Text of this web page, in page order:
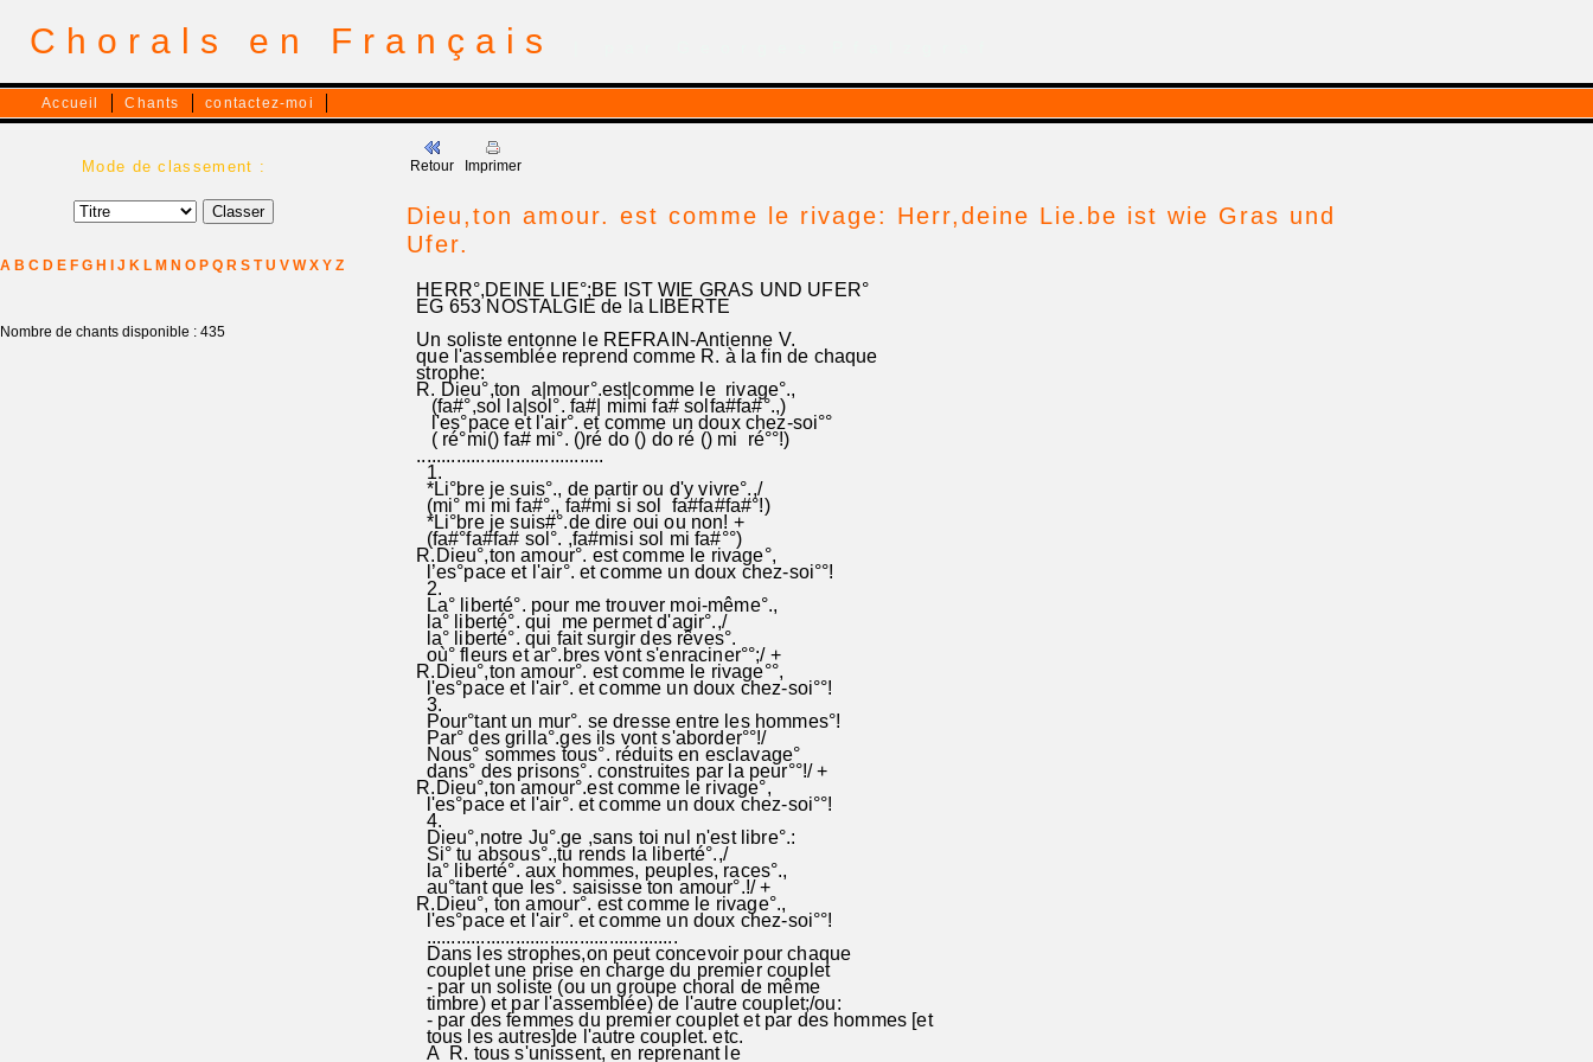
Chorals en Français
Accueil Chants contactez-moi
Mode de classement :
A B C D E F G H J K L M N O P Q R S T U V W X Y Z
Nombre de chants disponible : 435
Retour Imprimer
Dieu,ton amour. est comme le rivage: Herr,deine Lie.be ist wie Gras und
Ufer.
HERR°,DEINE LIE°;BE IST WIE GRAS UND UFER°
EG 653 NOSTALGIE de la LIBERTE
Un soliste entonne le REFRAIN-Antienne V.
que l'assemblée reprend comme R. à la fin de chaque
strophe:
R. Dieu°,ton a|mour°.est|comme le rivage°.,
(fa#°,sol la|sol°. fa#| mimi fa# solfa#fa#°.,)
l'es°pace et l'air°. et comme un doux chez-soi°°
( ré°mi() fa# mi°. ()ré do () do ré () mi ré°°!)
......................................
1.
*Li°bre je suis°., de partir ou d'y vivre°.,/
(mi° mi mi fa#°., fa#mi si sol fa#fa#fa#°!)
*Li°bre je suis#°.de dire oui ou non! +
(fa#°fa#fa# sol°. ,fa#misi sol mi fa#°°)
R.Dieu°,ton amour°. est comme le rivage°,
l’es°pace et l'air°. et comme un doux chez-soi°°!
2.
La° liberté°. pour me trouver moi-même°.,
la° liberté°. qui me permet d'agir°.,/
la° liberté°. qui fait surgir des rêves°.
où° fleurs et ar°.bres vont s'enraciner°°;/ +
R.Dieu°,ton amour°. est comme le rivage°°,
l'es°pace et l'air°. et comme un doux chez-soi°°!
3.
Pour°tant un mur°. se dresse entre les hommes°!
Par° des grilla°.ges ils vont s'aborder°°!/
Nous° sommes tous°. réduits en esclavage°
dans° des prisons°. construites par la peur°°!/ +
R.Dieu°,ton amour°.est comme le rivage°,
l'es°pace et l'air°. et comme un doux chez-soi°°!
4.
Dieu°,notre Ju°.ge ,sans toi nul n'est libre°.:
Si° tu absous°.,tu rends la liberté°.,/
la° liberté°. aux hommes, peuples, races°.,
au°tant que les°. saisisse ton amour°.!/ +
R.Dieu°, ton amour°. est comme le rivage°.,
l'es°pace et l'air°. et comme un doux chez-soi°°!
...................................................
Dans les strophes,on peut concevoir pour chaque
couplet une prise en charge du premier couplet
- par un soliste (ou un groupe choral de même
timbre) et par l'assemblée) de l'autre couplet;/ou:
- par des femmes du premier couplet et par des hommes [et
tous les autres]de l'autre couplet. etc.
A R. tous s'unissent, en reprenant le